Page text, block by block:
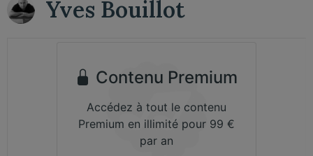
Yves Bouillot
Contenu Premium
Accédez à tout le contenu
Premium en illimité pour 99 €
par an